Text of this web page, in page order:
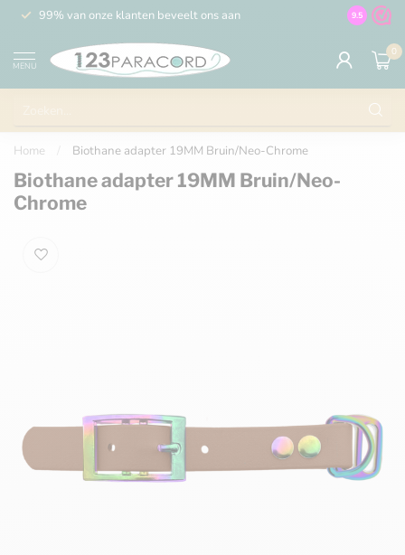
99% van onze klanten beveelt ons aan 100% de
9.5
MENU
0
Home Biothane adapter 19MM Bruin/Neo-Chrome
Biothane adapter 19MM Bruin/Neo-
Chrome